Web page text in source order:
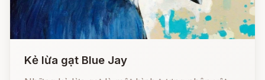
Kẻ lừa gạt Blue Jay